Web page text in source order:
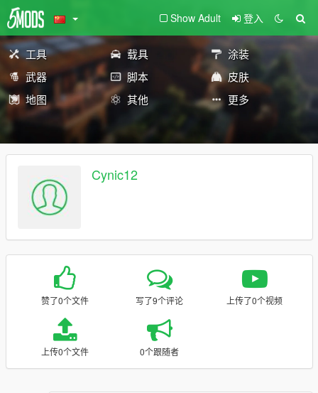
Show Adult 登入
工具 载具
涂装
武器
脚本
皮肤
地图
其他 更多
Cynic12
赞了0个文件 写了9个评论 上传了0个视频
上传0个文件 0个跟随者